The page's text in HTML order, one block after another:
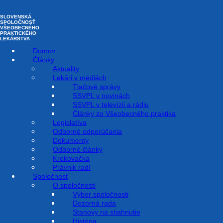
obsah
SLOVENSKÁ
SPOLOČNOSŤ
VŠEOBECNÉHO
PRAKTICKÉHO
LEKÁRSTVA
Domov
Články
Aktuality
Lekári v médiách
Tlačové správy
SSVPL v novinách
SSVPL v televízii a rádiu
Články zo Všeobecného praktika
Legislatíva
Odborné odporúčania
Dokumenty
Odborné články
Krokovačka
Právnik radí
Spoločnosť
O spoločnosti
Výbor spoločnosti
Dozorná rada
Stanovy na stiahnutie
História
Rodinní lekári sú srdce
zdravotníctva
5. Apríla 2023
AKTUALITY
Svetový deň rodinných lekárov (WFDD), ktorý je každý rok 19.
mája, je významnou príležitosťou na zdôraznenie životnej
úlohy a prínosu rodinných lekárov a tímov primárnej
starostlivosti, v systémoch zdravotnej starostlivosti na celom